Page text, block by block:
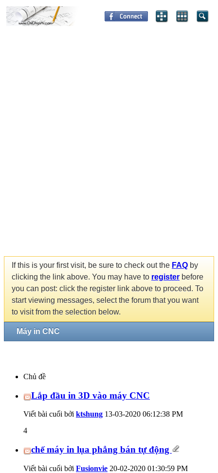
If this is your first visit, be sure to check out the FAQ by
clicking the link above. You may have to register before
you can post: click the register link above to proceed. To
start viewing messages, select the forum that you want
to visit from the selection below.
Máy in CNC
Chủ đề
Lắp đầu in 3D vào máy CNC
Viết bài cuối bởi ktshung 13-03-2020 06:12:38 PM
4
chế máy in lụa phẳng bán tự động
Viết bài cuối bởi Fusionvie 20-02-2020 01:30:59 PM